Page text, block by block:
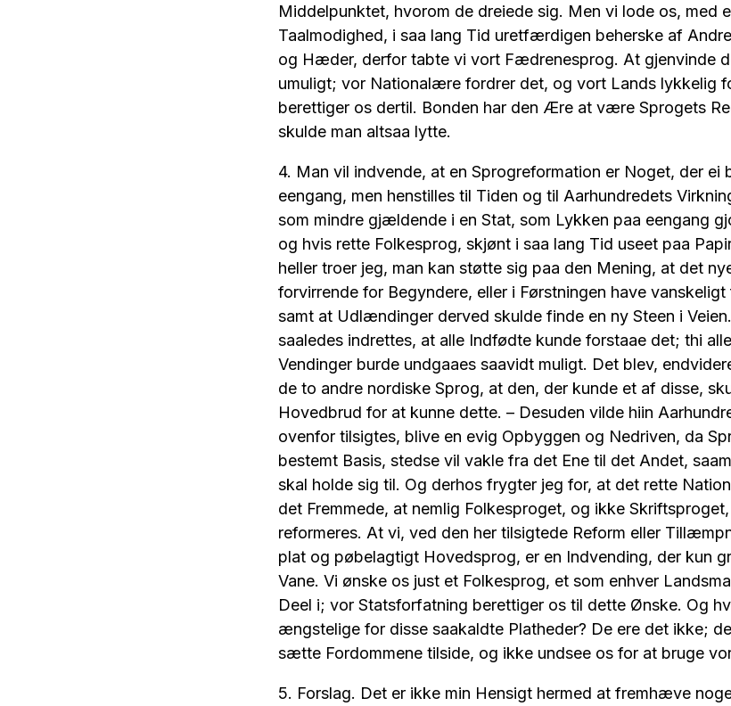
Middelpunktet, hvorom de dreiede sig. Men vi lode os, med
Taalmodighed, i saa lang Tid uretfærdigen beherske af
og Hæder, derfor tabte vi vort Fædrenesprog. At gjenvinde
umuligt; vor Nationalære fordrer det, og vort Lands lykkelig
berettiger os dertil. Bonden har den Ære at være Sprogets
skulde man altsaa lytte.
4. Man vil indvende, at en Sprogreformation er Noget, der ei
eengang, men henstilles til Tiden og til Aarhundredets
som mindre gjældende i en Stat, som Lykken paa eengang
og hvis rette Folkesprog, skjønt i saa lang Tid useet paa
heller troer jeg, man kan støtte sig paa den Mening, at det
forvirrende for Begyndere, eller i Førstningen have
samt at Udlændinger derved skulde finde en ny Steen i
saaledes indrettes, at alle Indfødte kunde forstaae det; thi
Vendinger burde undgaaes saavidt muligt. Det blev,
de to andre nordiske Sprog, at den, der kunde et af disse,
Hovedbrud for at kunne dette. – Desuden vilde hiin
ovenfor tilsigtes, blive en evig Opbyggen og Nedriven, da
bestemt Basis, stedse vil vakle fra det Ene til det Andet,
skal holde sig til. Og derhos frygter jeg for, at det rette
det Fremmede, at nemlig Folkesproget, og ikke
reformeres. At vi, ved den her tilsigtede Reform eller
plat og pøbelagtigt Hovedsprog, er en Indvending, der kun
Vane. Vi ønske os just et Folkesprog, et som enhver
Deel i; vor Statsforfatning berettiger os til dette Ønske. Og
ængstelige for disse saakaldte Platheder? De ere det ikke;
sætte Fordommene tilside, og ikke undsee os for at bruge
5. Forslag. Det er ikke min Hensigt hermed at fremhæve